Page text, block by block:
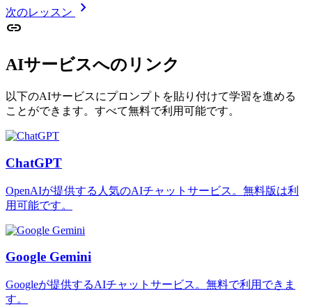
次のレッスン
chevron_right
link
AIサービスへのリンク
以下のAIサービスにプロンプトを貼り付けて学習を進める
ことができます。すべて無料で利用可能です。
ChatGPT
OpenAIが提供する人気のAIチャットサービス。無料版は利
用可能です。
Google Gemini
Googleが提供するAIチャットサービス。無料で利用できま
す。